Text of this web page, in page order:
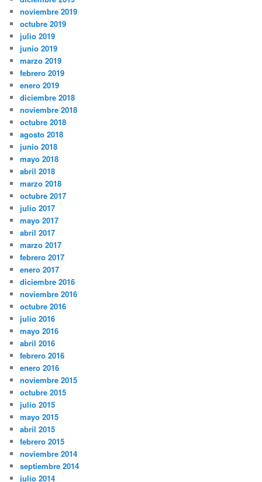
noviembre 2019
octubre 2019
julio 2019
junio 2019
marzo 2019
febrero 2019
enero 2019
diciembre 2018
noviembre 2018
octubre 2018
agosto 2018
junio 2018
mayo 2018
abril 2018
marzo 2018
octubre 2017
julio 2017
mayo 2017
abril 2017
marzo 2017
febrero 2017
enero 2017
diciembre 2016
noviembre 2016
octubre 2016
julio 2016
mayo 2016
abril 2016
febrero 2016
enero 2016
noviembre 2015
octubre 2015
julio 2015
mayo 2015
abril 2015
febrero 2015
noviembre 2014
septiembre 2014
julio 2014